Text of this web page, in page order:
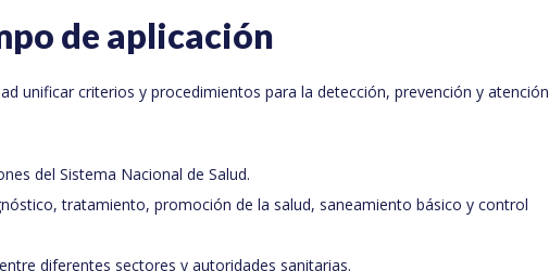
de aplicación
unificar criterios y procedimientos para la detección, prevención y atención
del Sistema Nacional de Salud.
tratamiento, promoción de la salud, saneamiento básico y control
diferentes sectores y autoridades sanitarias.